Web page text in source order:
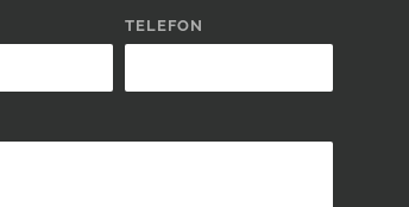
TELEFON